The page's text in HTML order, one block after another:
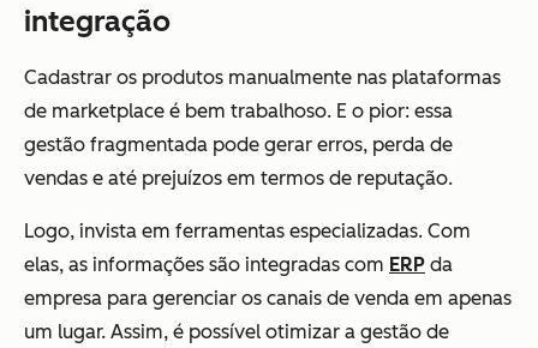
integração
Cadastrar os produtos manualmente nas plataformas
de marketplace é bem trabalhoso. E o pior: essa
gestão fragmentada pode gerar erros, perda de
vendas e até prejuízos em termos de reputação.
Logo, invista em ferramentas especializadas. Com
elas, as informações são integradas com ERP da
empresa para gerenciar os canais de venda em apenas
um lugar. Assim, é possível otimizar a gestão de